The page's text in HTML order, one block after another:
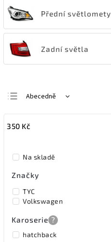
Přední světlomety
Zadní světla
Abecedně
Nejdražší
350 Kč
Na skladě
Značky
TYC
Volkswagen
Karoserie ?
hatchback